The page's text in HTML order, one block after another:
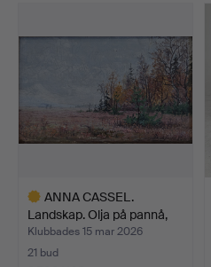
ANNA CASSEL.
Landskap. Olja på pannå,
sign…
Klubbades 15 mar 2026
21 bud